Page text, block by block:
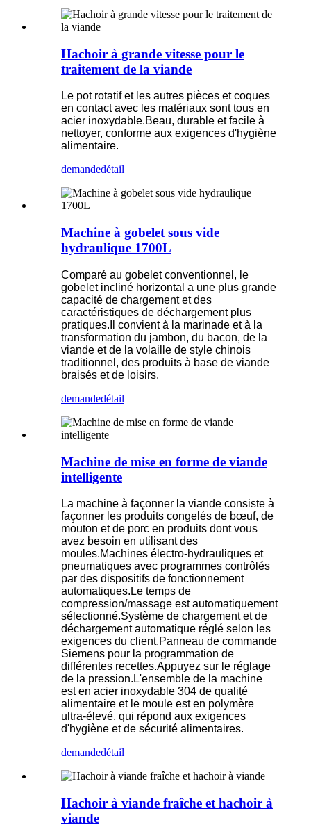
Hachoir à grande vitesse pour le
traitement de la viande
Le pot rotatif et les autres pièces et coques
en contact avec les matériaux sont tous en
acier inoxydable.Beau, durable et facile à
nettoyer, conforme aux exigences d'hygiène
alimentaire.
demandedétail
Machine à gobelet sous vide
hydraulique 1700L
Comparé au gobelet conventionnel, le
gobelet incliné horizontal a une plus grande
capacité de chargement et des
caractéristiques de déchargement plus
pratiques.Il convient à la marinade et à la
transformation du jambon, du bacon, de la
viande et de la volaille de style chinois
traditionnel, des produits à base de viande
braisés et de loisirs.
demandedétail
Machine de mise en forme de viande
intelligente
La machine à façonner la viande consiste à
façonner les produits congelés de bœuf, de
mouton et de porc en produits dont vous
avez besoin en utilisant des
moules.Machines électro-hydrauliques et
pneumatiques avec programmes contrôlés
par des dispositifs de fonctionnement
automatiques.Le temps de
compression/massage est automatiquement
sélectionné.Système de chargement et de
déchargement automatique réglé selon les
exigences du client.Panneau de commande
Siemens pour la programmation de
différentes recettes.Appuyez sur le réglage
de la pression.L'ensemble de la machine
est en acier inoxydable 304 de qualité
alimentaire et le moule est en polymère
ultra-élevé, qui répond aux exigences
d'hygiène et de sécurité alimentaires.
demandedétail
Hachoir à viande fraîche et hachoir à
viande